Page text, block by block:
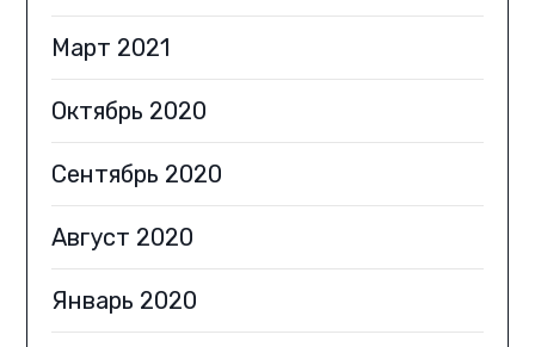
Март 2021
Октябрь 2020
Сентябрь 2020
Август 2020
Январь 2020